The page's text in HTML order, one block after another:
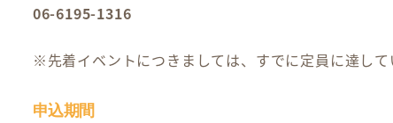
06-6195-1316
※先着イベントにつきましては、すでに定員に達し
申込期間